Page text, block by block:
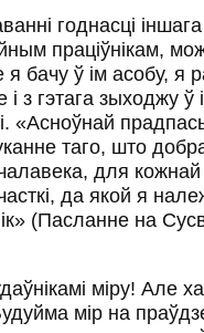
годнасці
праціўнікам,
бачу ў ім асобу, я
з гэтага зыходжу ў
«Асноўнай
таго, што
для кожнай
да якой я
(Пасланне на
міру! Але
мір на